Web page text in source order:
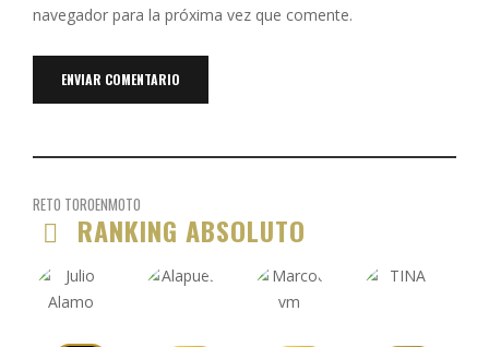
navegador para la próxima vez que comente.
RETO TOROENMOTO
RANKING ABSOLUTO